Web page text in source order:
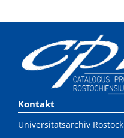
Kontakt
Universitätsarchiv Rostock